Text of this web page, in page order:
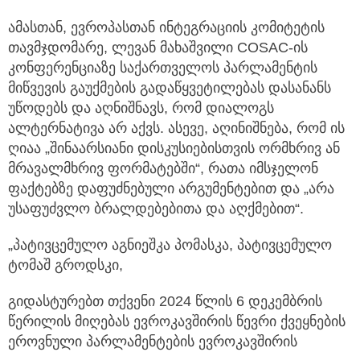
ამასთან, ევროპასთან ინტეგრაციის კომიტეტის
თავმჯდომარე, ლევან მახაშვილი COSAC-ის
კონფერენციაზე საქართველოს პარლამენტის
მიწვევის გაუქმების გადაწყვეტილებას დასანანს
უწოდებს და აღნიშნავს, რომ დიალოგს
ალტერნატივა არ აქვს. ასევე, აღინიშნება, რომ ის
ღიაა „შინაარსიანი დისკუსიებისთვის ორმხრივ ან
მრავალმხრივ ფორმატებში“, რათა იმსჯელონ
ფაქტებზე დაფუძნებული არგუმენტებით და „არა
უსაფუძვლო ბრალდებებითა და აღქმებით“.
„პატივცემულო აგნიეშკა პომასკა, პატივცემულო
ტომაშ გროდსკი,
გიდასტურებთ თქვენი 2024 წლის 6 დეკემბრის
წერილის მიღებას ევროკავშირის წევრი ქვეყნების
ეროვნული პარლამენტების ევროკავშირის